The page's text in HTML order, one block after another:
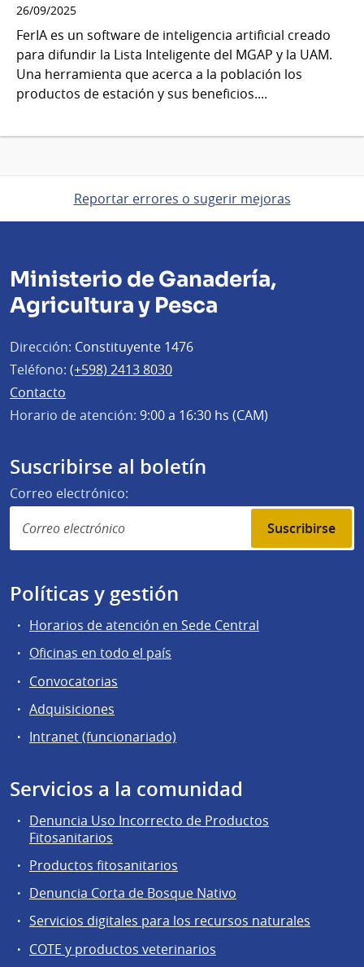
26/09/2025
FerIA es un software de inteligencia artificial creado
para difundir la Lista Inteligente del MGAP y la UAM.
Una herramienta que acerca a la población los
productos de estación y sus beneficios....
Reportar errores o sugerir mejoras
Ministerio de Ganadería,
Agricultura y Pesca
Dirección: Constituyente 1476
Teléfono: (+598) 2413 8030
Contacto
Horario de atención: 9:00 a 16:30 hs (CAM)
Suscribirse al boletín
Correo electrónico:
Suscribirse
Políticas y gestión
Horarios de atención en Sede Central
Oficinas en todo el país
Convocatorias
Adquisiciones
Intranet (funcionariado)
Servicios a la comunidad
Denuncia Uso Incorrecto de Productos
Fitosanitarios
Productos fitosanitarios
Denuncia Corta de Bosque Nativo
Servicios digitales para los recursos naturales
COTE y productos veterinarios